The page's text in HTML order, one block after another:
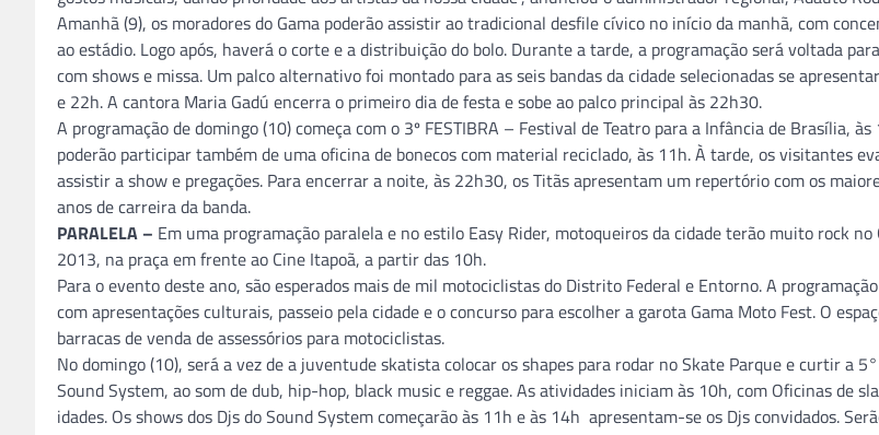
Amanhã (9), os moradores do Gama poderão assistir ao tradicional desfile cívico no início da manhã, com
ao estádio. Logo após, haverá o corte e a distribuição do bolo. Durante a tarde, a programação será voltada
com shows e missa. Um palco alternativo foi montado para as seis bandas da cidade selecionadas se
e 22h. A cantora Maria Gadú encerra o primeiro dia de festa e sobe ao palco principal às 22h30.
A programação de domingo (10) começa com o 3º FESTIBRA – Festival de Teatro para a Infância de Brasília,
poderão participar também de uma oficina de bonecos com material reciclado, às 11h. À tarde, os visitantes
assistir a show e pregações. Para encerrar a noite, às 22h30, os Titãs apresentam um repertório com os
anos de carreira da banda.
PARALELA – Em uma programação paralela e no estilo Easy Rider, motoqueiros da cidade terão muito rock
2013, na praça em frente ao Cine Itapoã, a partir das 10h.
Para o evento deste ano, são esperados mais de mil motociclistas do Distrito Federal e Entorno. A
com apresentações culturais, passeio pela cidade e o concurso para escolher a garota Gama Moto Fest. O
barracas de venda de assessórios para motociclistas.
No domingo (10), será a vez de a juventude skatista colocar os shapes para rodar no Skate Parque e curtir a
Sound System, ao som de dub, hip-hop, black music e reggae. As atividades iniciam às 10h, com Oficinas de
idades. Os shows dos Djs do Sound System começarão às 11h e às 14h apresentam-se os Djs convidados.